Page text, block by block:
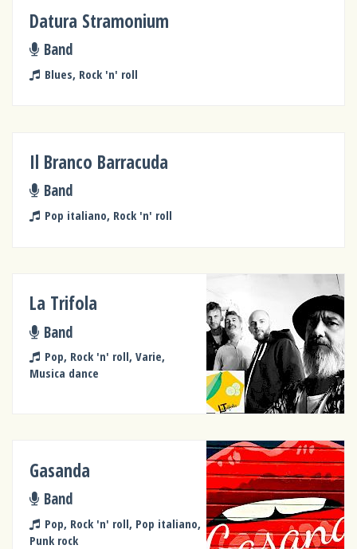
Datura Stramonium
Band
Blues, Rock 'n' roll
Il Branco Barracuda
Band
Pop italiano, Rock 'n' roll
La Trifola
Band
Pop, Rock 'n' roll, Varie,
Musica dance
Gasanda
Band
Pop, Rock 'n' roll, Pop italiano,
Punk rock